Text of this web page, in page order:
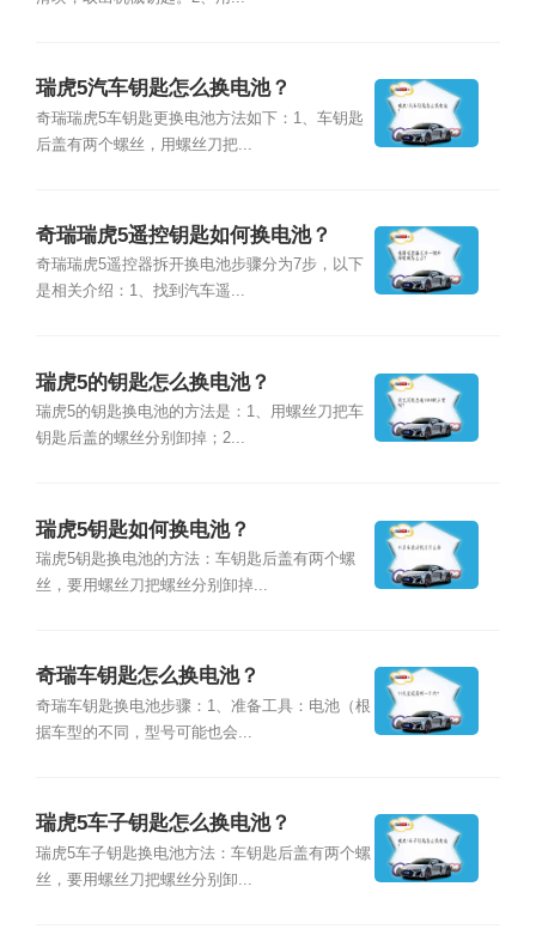
瑞虎5汽车钥匙怎么换电池？
奇瑞瑞虎5车钥匙更换电池方法如下：1、车钥匙
后盖有两个螺丝，用螺丝刀把...
奇瑞瑞虎5遥控钥匙如何换电池？
奇瑞瑞虎5遥控器拆开换电池步骤分为7步，以下
是相关介绍：1、找到汽车遥...
瑞虎5的钥匙怎么换电池？
瑞虎5的钥匙换电池的方法是：1、用螺丝刀把车
钥匙后盖的螺丝分别卸掉；2...
瑞虎5钥匙如何换电池？
瑞虎5钥匙换电池的方法：车钥匙后盖有两个螺
丝，要用螺丝刀把螺丝分别卸掉...
奇瑞车钥匙怎么换电池？
奇瑞车钥匙换电池步骤：1、准备工具：电池（根
据车型的不同，型号可能也会...
瑞虎5车子钥匙怎么换电池？
瑞虎5车子钥匙换电池方法：车钥匙后盖有两个螺
丝，要用螺丝刀把螺丝分别卸...